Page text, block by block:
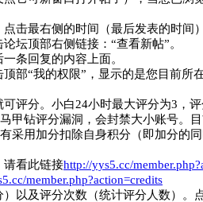
击最右侧的时间（最后发表的时间
坛顶部右侧链接：“查看新帖”。
一条回复的内容上面。
部“我的权限”，显示的是您目前
评分。小白24小时最大评分为3，
甲钻评分漏洞，会封禁大小账号
采用加分扣除自身积分（即加分的
请看此链接http://yys5.cc/
member.php?action=credits
以及评分次数（统计评分人数）。